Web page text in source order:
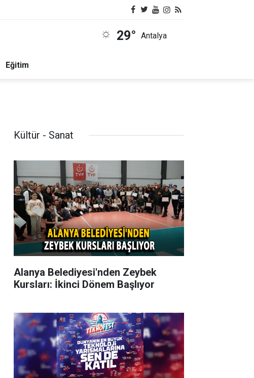
29° Antalya
Eğitim
Kültür - Sanat
Alanya Belediyesi'nden Zeybek
Kursları: İkinci Dönem Başlıyor